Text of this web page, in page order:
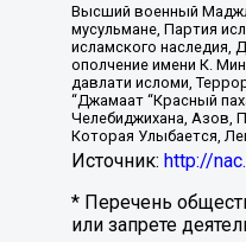
Высший военный
мусульмане, Партия
исламского наследия,
ополчение имени К.
давлати исломи,
“Джамаат “Красный
Челебиджихана, Азов,
Которая Улыбается,
Источник: http://
* Перечень
или запрете